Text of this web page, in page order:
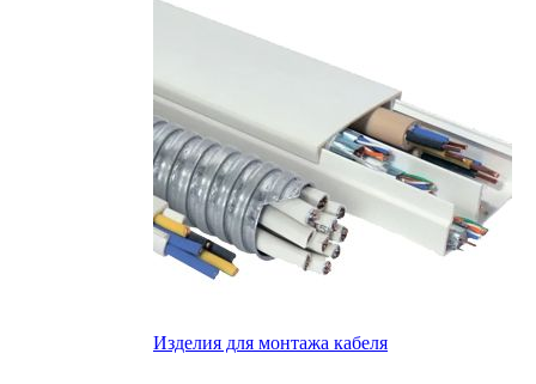
Изделия для монтажа кабеля